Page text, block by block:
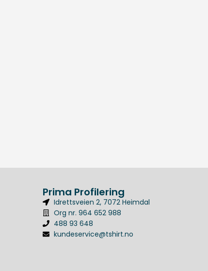
Prima Profilering
Idrettsveien 2, 7072 Heimdal
Org nr. 964 652 988
488 93 648
kundeservice@tshirt.no